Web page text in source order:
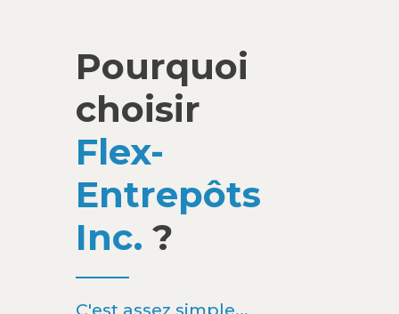
Pourquoi
choisir
Flex-
Entrepôts
Inc. ?
C'est assez simple...